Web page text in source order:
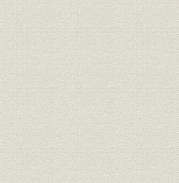
生産;設備 生産設備の概要
エネルギー 燃料費の動向
生産;設備 ハロップ式トンネ
生産 焼成成績